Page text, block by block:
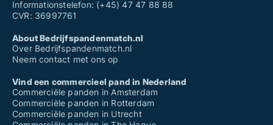
Informationstelefon: (+45) 47 47 88 88
CVR: 36997761
About Bedrijfspandenmatch.nl
Over Bedrijfspandenmatch.nl
Neem contact met ons op
Vind een commercieel pand in Nederland
Commerciële panden in Amsterdam
Commerciële panden in Rotterdam
Commerciële panden in Utrecht